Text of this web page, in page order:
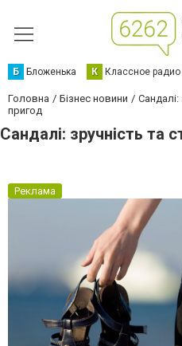
Б Бложенька К Классное радио
Головна Бізнес новини
Сандалі:
пригод
Сандалі: зручність та
Реклама